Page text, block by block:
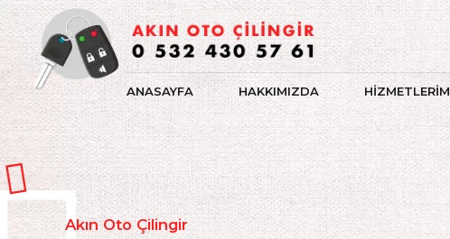
ANASAYFA HAKKIMIZDA
Akın Oto Çilingir